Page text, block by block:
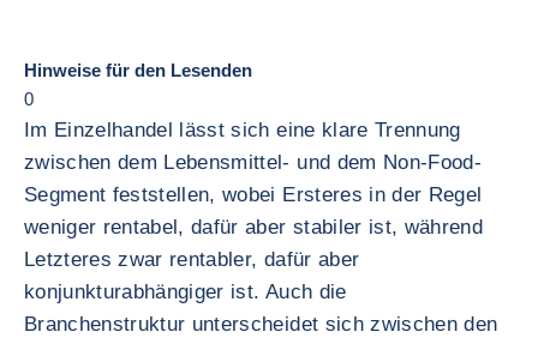
Hinweise für den Lesenden
0
Im Einzelhandel lässt sich eine klare Trennung
zwischen dem Lebensmittel- und dem Non-Food-
Segment feststellen, wobei Ersteres in der Regel
weniger rentabel, dafür aber stabiler ist, während
Letzteres zwar rentabler, dafür aber
konjunkturabhängiger ist. Auch die
Branchenstruktur unterscheidet sich zwischen den